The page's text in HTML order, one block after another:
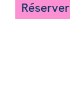
Réserver